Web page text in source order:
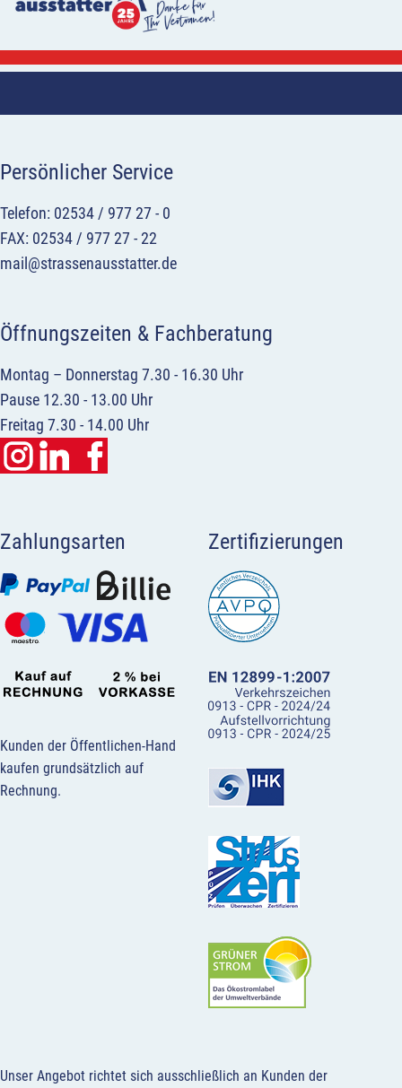
Persönlicher Service
Telefon: 02534 / 977 27 - 0
FAX: 02534 / 977 27 - 22
mail@strassenausstatter.de
Öffnungszeiten & Fachberatung
Montag – Donnerstag 7.30 - 16.30 Uhr
Pause 12.30 - 13.00 Uhr
Freitag 7.30 - 14.00 Uhr
Zahlungsarten
Kunden der Öffentlichen-Hand
kaufen grundsätzlich auf
Rechnung.
Zertifizierungen
Unser Angebot richtet sich ausschließlich an Kunden der